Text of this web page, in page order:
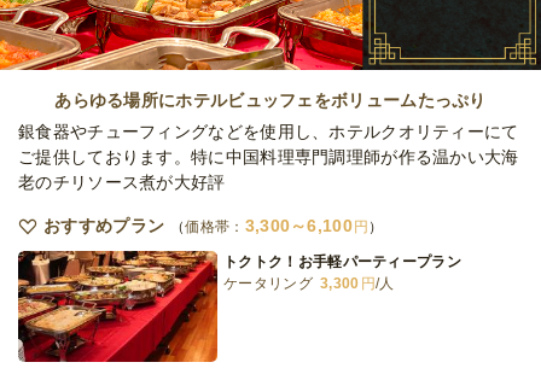
締切 1日前16時
最低ご注文金額 64,000円
あらゆる場所にホテルビュッフェをボリュームたっぷり
銀食器やチューフィングなどを使用し、ホテルクオリティーにて
ご提供しております。特に中国料理専門調理師が作る温かい大海
老のチリソース煮が大好評
おすすめプラン 価格帯： 3,300～6,100 円
トクトク！お手軽パーティープラン
ケータリング 3,300 円/人